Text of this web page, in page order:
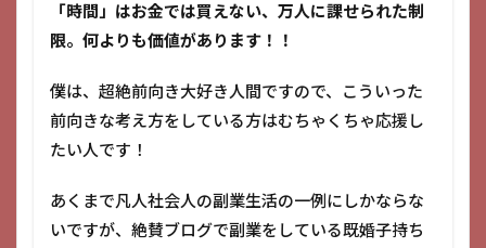
「時間」はお金では買えない、万人に課せられた制
限。何よりも価値があります！！
僕は、超絶前向き大好き人間ですので、こういった
前向きな考え方をしている方はむちゃくちゃ応援し
たい人です！
あくまで凡人社会人の副業生活の一例にしかならな
いですが、絶賛ブログで副業をしている既婚子持ち